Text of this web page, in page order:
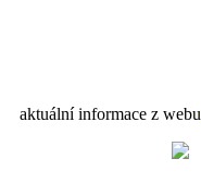
aktuální informace z webu